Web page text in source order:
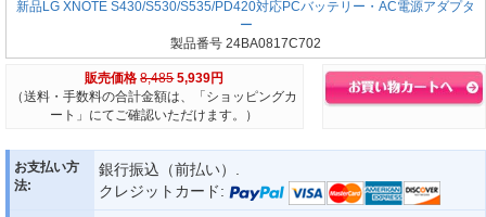
新品LG XNOTE S430/S530/S535/PD420対応PCバッテリー・AC電源アダプタ
ー
製品番号 24BA0817C702
販売価格 8,485 5,939円
（送料・手数料の合計金額は、「ショッピングカ
ート」にてご確認いただけます。）
お支払い方
法:
銀行振込（前払い）.
クレジットカード: